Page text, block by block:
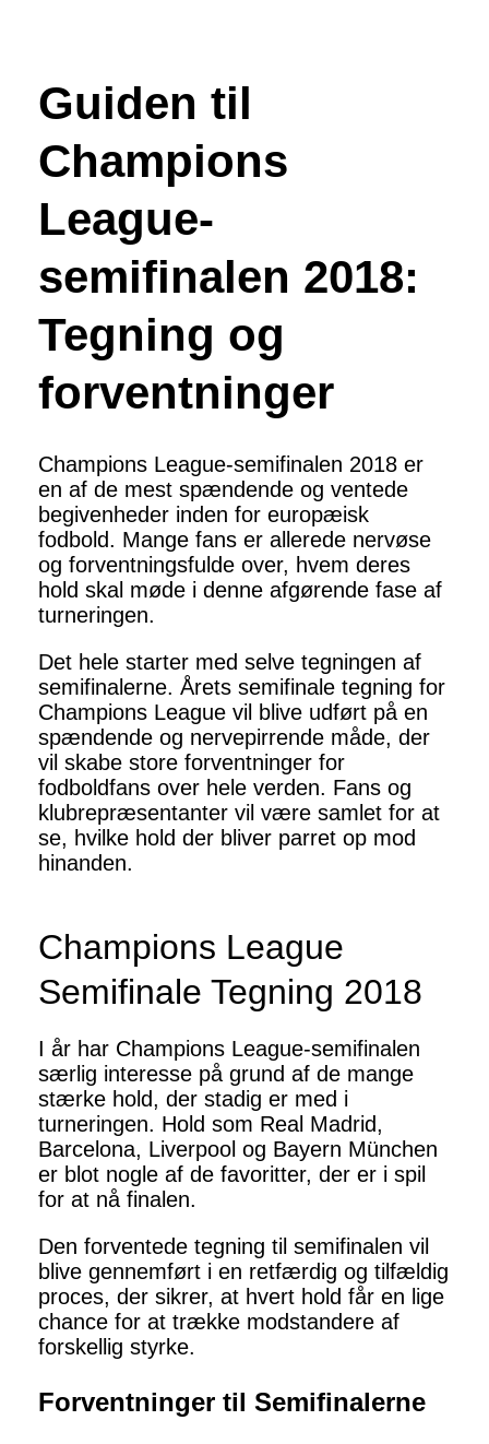
Guiden til
Champions
League-
semifinalen 2018:
Tegning og
forventninger
Champions League-semifinalen 2018 er
en af de mest spændende og ventede
begivenheder inden for europæisk
fodbold. Mange fans er allerede nervøse
og forventningsfulde over, hvem deres
hold skal møde i denne afgørende fase af
turneringen.
Det hele starter med selve tegningen af
semifinalerne. Årets semifinale tegning for
Champions League vil blive udført på en
spændende og nervepirrende måde, der
vil skabe store forventninger for
fodboldfans over hele verden. Fans og
klubrepræsentanter vil være samlet for at
se, hvilke hold der bliver parret op mod
hinanden.
Champions League
Semifinale Tegning 2018
I år har Champions League-semifinalen
særlig interesse på grund af de mange
stærke hold, der stadig er med i
turneringen. Hold som Real Madrid,
Barcelona, Liverpool og Bayern München
er blot nogle af de favoritter, der er i spil
for at nå finalen.
Den forventede tegning til semifinalen vil
blive gennemført i en retfærdig og tilfældig
proces, der sikrer, at hvert hold får en lige
chance for at trække modstandere af
forskellig styrke.
Forventninger til Semifinalerne